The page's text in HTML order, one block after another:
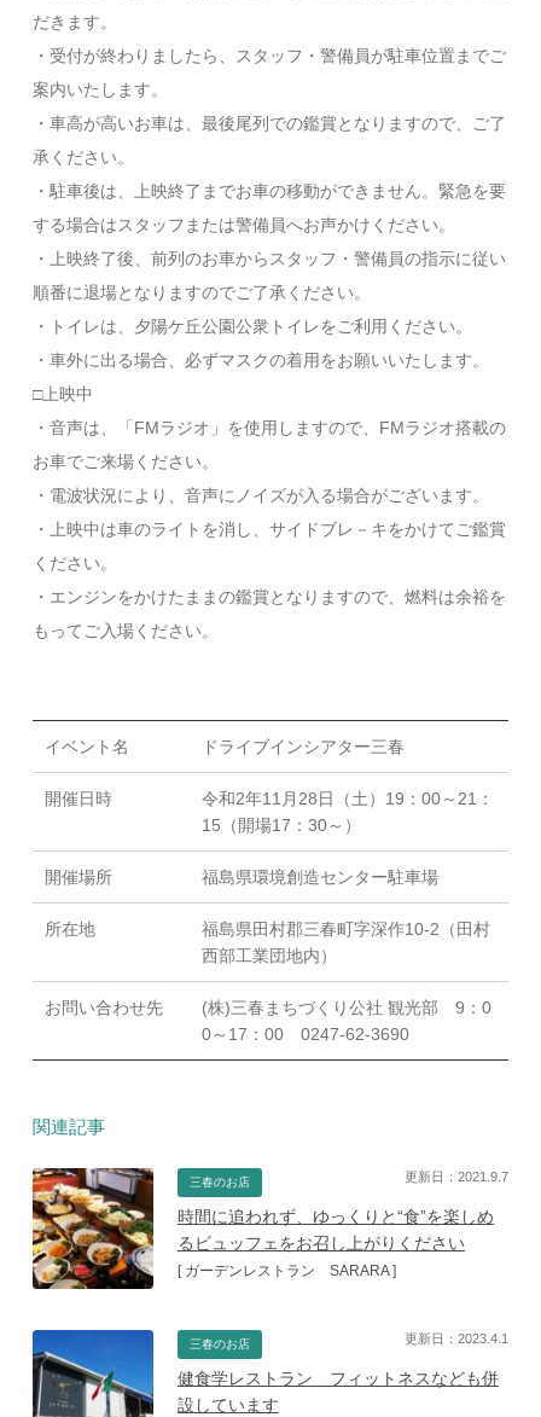
だきます。
・受付が終わりましたら、スタッフ・警備員が駐車位置までご
案内いたします。
・車高が高いお車は、最後尾列での鑑賞となりますので、ご了
承ください。
・駐車後は、上映終了までお車の移動ができません。緊急を要
する場合はスタッフまたは警備員へお声かけください。
・上映終了後、前列のお車からスタッフ・警備員の指示に従い
順番に退場となりますのでご了承ください。
・トイレは、夕陽ケ丘公園公衆トイレをご利用ください。
・車外に出る場合、必ずマスクの着用をお願いいたします。
□上映中
・音声は、「FMラジオ」を使用しますので、FMラジオ搭載の
お車でご来場ください。
・電波状況により、音声にノイズが入る場合がございます。
・上映中は車のライトを消し、サイドブレ－キをかけてご鑑賞
ください。
・エンジンをかけたままの鑑賞となりますので、燃料は余裕を
もってご入場ください。
イベント名 ドライブインシアター三春
開催日時
令和2年11月28日（土）19：00～21：
15（開場17：30～）
開催場所 福島県環境創造センター駐車場
所在地
福島県田村郡三春町字深作10-2（田村
西部工業団地内）
お問い合わせ先
(株)三春まちづくり公社 観光部 9：0
0～17：00 0247-62-3690
関連記事
三春のお店
時間に追われず、ゆっくりと“食”を楽しめ
るビュッフェをお召し上がりください
[ ガーデンレストラン SARARA ]
更新日：2021.9.7
三春のお店
健食学レストラン フィットネスなども併
設しています
更新日：2023.4.1